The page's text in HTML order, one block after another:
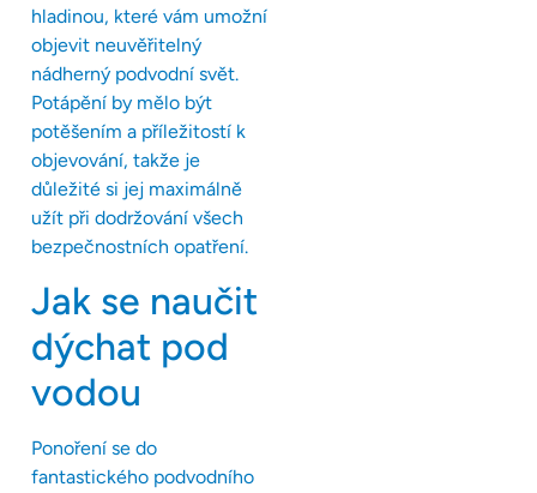
hladinou, které vám umožní
objevit neuvěřitelný
nádherný podvodní svět.
Potápění by mělo být
potěšením a příležitostí k
objevování, takže je
důležité si jej maximálně
užít při dodržování všech
bezpečnostních opatření.
Jak se naučit
dýchat pod
vodou
Ponoření se do
fantastického podvodního